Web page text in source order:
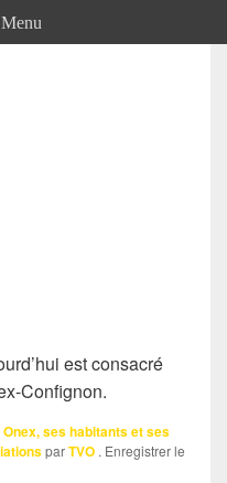
Menu
est consacré
Confignon.
Onex, ses habitants et ses
parTVO . Enregistrer le